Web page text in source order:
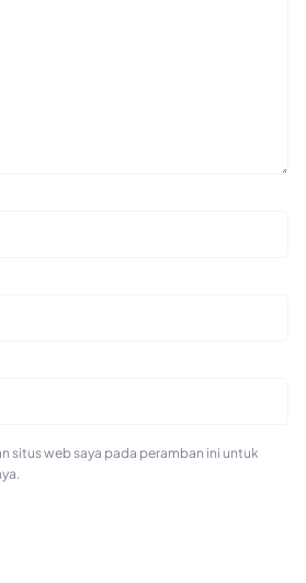
situs web saya pada peramban ini untuk